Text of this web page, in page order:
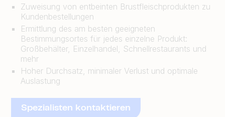
Zuweisung von entbeinten Brustfleischprodukten zu
Kundenbestellungen
Ermittlung des am besten geeigneten
Bestimmungsortes für jedes einzelne Produkt:
Großbehälter, Einzelhandel, Schnellrestaurants und
mehr
Hoher Durchsatz, minimaler Verlust und optimale
Auslastung
Spezialisten kontaktieren